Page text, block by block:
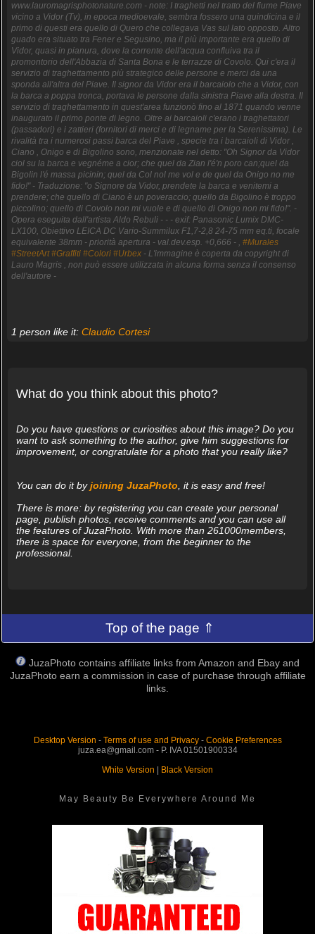
www.lauromagrisphotonature.com - note: I traghetti nel tratto del fiume Piave
vicino a Vidor (Tv), in epoca medioevale, sembra fossero una quindicina e il
primo di questi era quello di Quero che collegava Vas sul lato opposto. Altro
guado era situato tra Fener e Segusino, ma il più importante era quello di
Vidor, quasi in pianura, dove la corrente dell'acqua confluiva tra il
promontorio dell'Abbazia di Santa Bona e le terrazze di Covolo. Qui c'era il
servizio di traghettamento più strategico delle persone e merci da una
sponda all'altra del Piave. Il signor da Vidor era il barcaiolo che a Vidor, con
la barca a poppa tronca, portava le persone dalla sinistra Piave alla destra. Il
servizio di traghettamento in quest'area funzionò fino al 1871 quando venne
inaugurato il primo ponte di legno. Oltre ai barcaioli c'erano i traghettatori
(passadori) e i zattieri (fornitori di merci e di legname per la Serenissima). Le
rivalità tra i numerosi passi barca del Piave , specie tra i barcaioli di Vidor ,
Ciano , Onigo e di Bigolino sono, menzionate nel detto: "Oh Signor da Vidor
ciol su la barca e vegnéme a cior; che quel da Zian l'é'n poro can;quel da
Bigolin l'é massa picinin; quel da Col nol me vol e de quel da Onigo no me
fido!" - Traduzione: "o Signore da Vidor, prendete la barca e venitemi a
prendere; che quello di Ciano è un poveraccio; quello da Bigolino è troppo
piccolino; quello di Covolo non mi vuole e di quello di Onigo non mi fido!". -
Opera eseguita dall'artista Aldo Rebuli - - - exif: Panasonic Lumix DMC-
LX100, Obiettivo LEICA DC Vario-Summilux F1,7-2,8 24-75 mm eq.ti, focale
equivalente 38mm - priorità apertura - val.dev.esp. +0,666 - , #Murales
#StreetArt #Graffiti #Colori #Urbex- L'immagine è coperta da copyright di
Lauro Magris , non può essere utilizzata in alcuna forma senza il consenso
dell'autore -
1 person like it: Claudio Cortesi
What do you think about this photo?
Do you have questions or curiosities about this image? Do you
want to ask something to the author, give him suggestions for
improvement, or congratulate for a photo that you really like?
You can do it byjoining JuzaPhoto , it is easy and free!
There is more: by registering you can create your personal
page, publish photos, receive comments and you can use all
the features of JuzaPhoto. With more than 261000members,
there is space for everyone, from the beginner to the
professional.
Top of the page ⇑
JuzaPhoto contains affiliate links from Amazon and Ebay and
JuzaPhoto earn a commission in case of purchase through affiliate
links.
Desktop Version - Terms of use and Privacy- Cookie Preferences
juza.ea@gmail.com - P. IVA 01501900334
White Version
Black Version
May Beauty Be Everywhere Around Me